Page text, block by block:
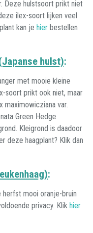
Deze hulstsoort prikt niet
ilex-soort lijken veel
kan je hier bestellen
hulst):
met mooie kleine
soort prikt ook niet, maar
maximowicziana var.
Green Hedge
Kleigrond is daadoor
deze haagplant? Klik dan
:
herfst mooi oranje-bruin
privacy. Klik hier